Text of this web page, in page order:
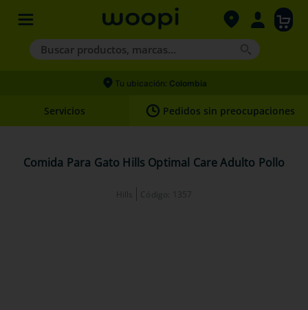
Buscar productos, marcas...
Términos más buscados
2.
hills
Tu ubicación: Colombia
Servicios Pedidos sin preocupaciones
Comida Para Gato Hills Optimal Care Adulto Pollo
Hills Código: 1357